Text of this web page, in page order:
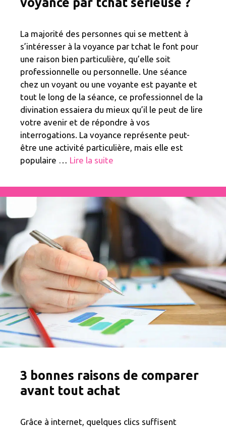
La majorité des personnes qui se mettent à
s’intéresser à la voyance par tchat le font pour
une raison bien particulière, qu’elle soit
professionnelle ou personnelle. Une séance
chez un voyant ou une voyante est payante et
tout le long de la séance, ce professionnel de la
divination essaiera du mieux qu’il le peut de lire
votre avenir et de répondre à vos
interrogations. La voyance représente peut-
être une activité particulière, mais elle est
populaire … Lire la suite
3 bonnes raisons de comparer
avant tout achat
Grâce à internet, quelques clics suffisent